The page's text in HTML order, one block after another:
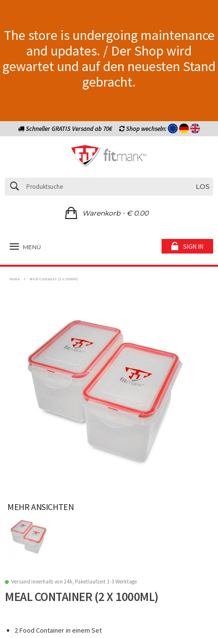
The store is undergoing maintenance
and updates. / Der Shop wird
gewartet und auf den neuesten Stand
gebracht.
Schneller GRATIS Versand ab 70€ Shop wechseln:
LOS
Warenkorb- € 0.00
MENÜ SIGN IN
Home Meal Container (2 x 1000ml)
MEHR ANSICHTEN
Versand innerhalb von 24h, Paketlaufzeit 1-3 Werktage
MEAL CONTAINER (2 X 1000ML)
2 Food Container in einem Set